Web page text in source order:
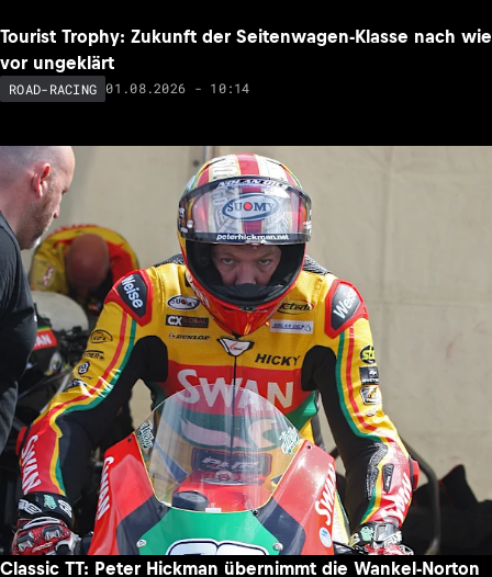
Tourist Trophy: Zukunft der Seitenwagen-Klasse nach wie
vor ungeklärt
ROAD-RACING 01.08.2026 - 10:14
Classic TT: Peter Hickman übernimmt die Wankel-Norton